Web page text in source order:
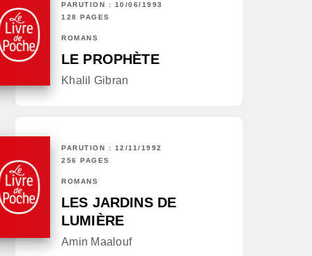
PARUTION : 10/06/1993
128 PAGES
ROMANS
LE PROPHÈTE
Khalil Gibran
PARUTION : 12/11/1992
256 PAGES
ROMANS
LES JARDINS DE
LUMIÈRE
Amin Maalouf